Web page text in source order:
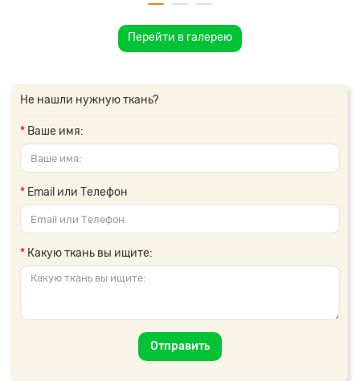
Перейти в галерею
Не нашли нужную ткань?
Ваше имя:
Email или Телефон
Какую ткань вы ищите:
Отправить